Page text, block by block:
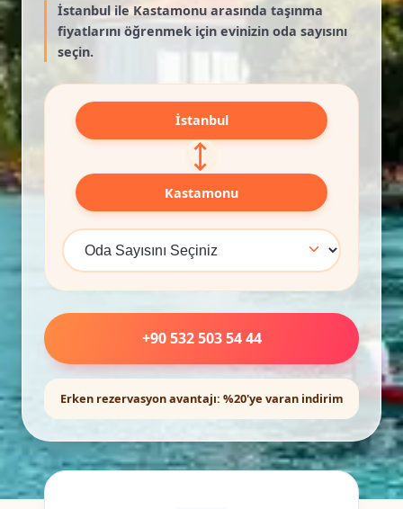
İstanbul ile Kastamonu arasında taşınma
fiyatlarını öğrenmek için evinizin oda sayısını
seçin.
İstanbul
⟷
Kastamonu
+90 532 503 54 44
Erken rezervasyon avantajı: %20'ye varan indirim